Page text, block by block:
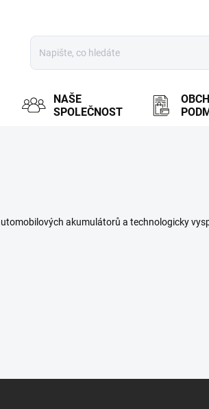
NAŠE
SPOLEČNOST
akumulátorů a technologicky